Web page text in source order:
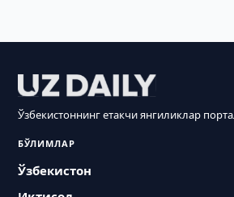
Ўзбекистоннинг етакчи янгиликлар
БЎЛИМЛАР
Ўзбекистон